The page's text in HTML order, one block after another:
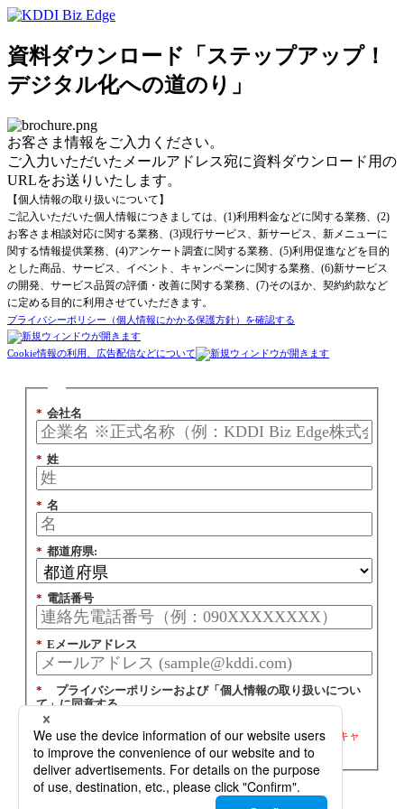
資料ダウンロード「ステップアップ！
デジタル化への道のり」
お客さま情報をご入力ください。
ご入力いただいたメールアドレス宛に資料ダウンロード用の
URLをお送りいたします。
【個人情報の取り扱いについて】
ご記入いただいた個人情報につきましては、(1)利用料金などに関する業務、(2)
お客さま相談対応に関する業務、(3)現行サービス、新サービス、新メニューに
関する情報提供業務、(4)アンケート調査に関する業務、(5)利用促進などを目的
とした商品、サービス、イベント、キャンペーンに関する業務、(6)新サービス
の開発、サービス品質の評価・改善に関する業務、(7)そのほか、契約約款など
に定める目的に利用させていただきます。
プライバシーポリシー（個人情報にかかる保護方針）を確認する
Cookie情報の利用、広告配信などについて
* 会社名
* 姓
* 名
* 都道府県:
* 電話番号
* Eメールアドレス
*
プライバシーポリシーおよび「個人情報の取り扱いについ
て」に同意する
※同意いただいた方に、当社から広告メール（セミナーやキャ
ンペーン、サービスに係るご案内）をお送りいたします。
送信